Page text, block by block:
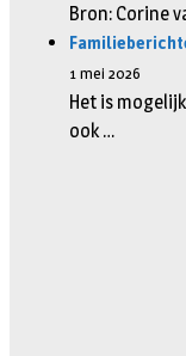
Bron: Corine
1 mei 2026
Het is
ook …